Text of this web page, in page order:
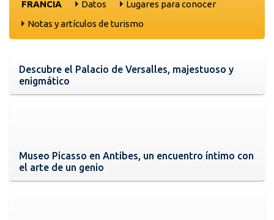
FRANCIA Datos
Lugares para conocer
Notas y artículos de turismo
Descubre el Palacio de Versalles, majestuoso y
enigmático
Museo Picasso en Antibes, un encuentro íntimo con
el arte de un genio